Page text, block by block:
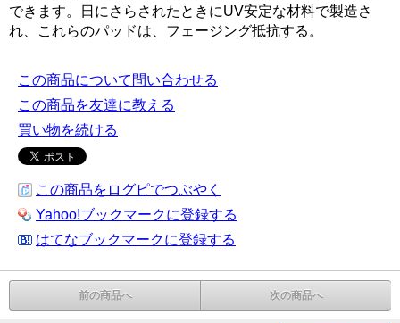
できます。日にさらされたときにUV安定な材料で製造さ
れ、これらのパッドは、フェージング抵抗する。
この商品について問い合わせる
この商品を友達に教える
買い物を続ける
この商品をログピでつぶやく
Yahoo!ブックマークに登録する
はてなブックマークに登録する
前の商品へ 次の商品へ